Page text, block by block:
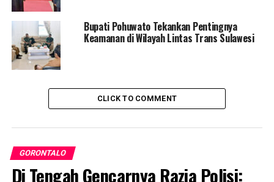
“Alhamdulillah, kegiatan ini sukses kami gelar dan
tentunya berkat semua panitia dan teman-teman
himpunan, saya berharap kepada Koordinator terpilih
bisa membawa Permikomnas lebih maju lagi” Pungkas
Raka.
RELATED TOPICS:
ICHSAN GORONTALO
UP NEXT
Bupati Genjot Percepatan Vaksinasi di Kecamatan
Paguat
Bupati Pohuwato Tekankan Pentingnya
Keamanan di Wilayah Lintas Trans Sulawesi
CLICK TO COMMENT
GORONTALO
Di Tengah Gencarnya Razia Polisi: